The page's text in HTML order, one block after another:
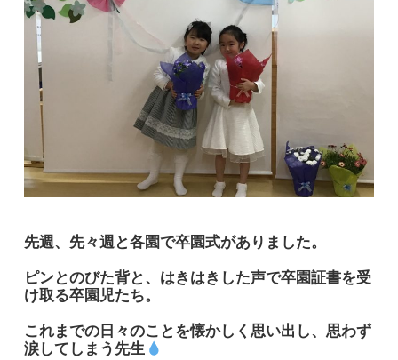
先週、先々週と各園で卒園式がありました。
ピンとのびた背と、はきはきした声で卒園証書を受
け取る卒園児たち。
これまでの日々のことを懐かしく思い出し、思わず
涙してしまう先生